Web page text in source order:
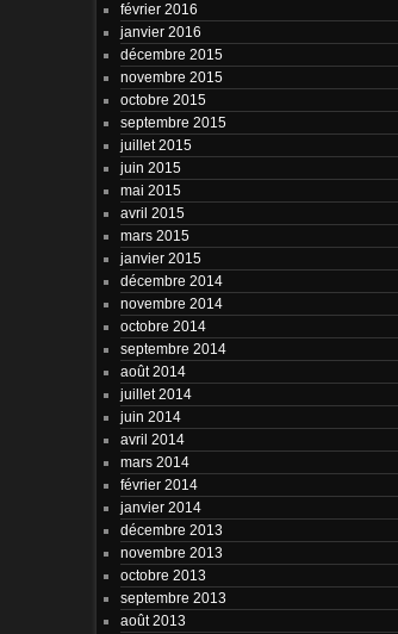
février 2016
janvier 2016
décembre 2015
novembre 2015
octobre 2015
septembre 2015
juillet 2015
juin 2015
mai 2015
avril 2015
mars 2015
janvier 2015
décembre 2014
novembre 2014
octobre 2014
septembre 2014
août 2014
juillet 2014
juin 2014
avril 2014
mars 2014
février 2014
janvier 2014
décembre 2013
novembre 2013
octobre 2013
septembre 2013
août 2013